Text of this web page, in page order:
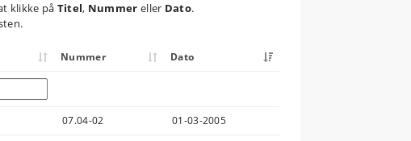
klikke på Titel, Nummer eller Dato.
Nummer Dato
07.04-02 01-03-2005